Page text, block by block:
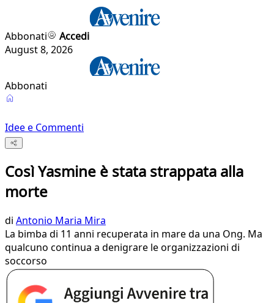
Abbonati
Accedi
August 8, 2026
Abbonati
Idee e Commenti
Così Yasmine è stata strappata alla
morte
di Antonio Maria Mira
La bimba di 11 anni recuperata in mare da una Ong. Ma
qualcuno continua a denigrare le organizzazioni di
soccorso